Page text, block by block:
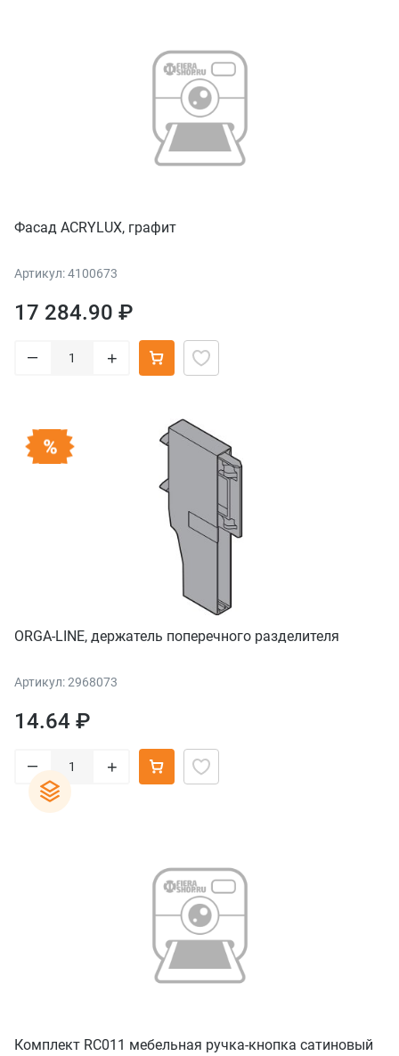
Фасад ACRYLUX, графит
Артикул: 4100673
17 284.90 ₽
– +
ORGA-LINE, держатель поперечного разделителя
Артикул: 2968073
14.64 ₽
– +
Комплект RC011 мебельная ручка-кнопка сатиновый